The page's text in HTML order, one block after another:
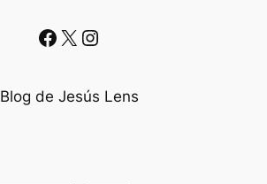
Facebook X Instagram
Blog de Jesús Lens